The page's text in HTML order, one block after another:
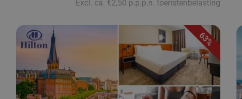
Excl. ca. €2,50 p.p.p.n. toeristenbelasting
63%